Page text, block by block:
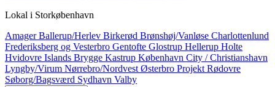
Lokal i Storkøbenhavn
AmagerBallerup/Herlev Birkerød Brønshøj/Vanløse Charlottenlund
Frederiksberg og Vesterbro Gentofte Glostrup Hellerup Holte
Hvidovre Islands Brygge Kastrup København City / Christianshavn
Lyngby/Virum Nørrebro/Nordvest Østerbro Projekt Rødovre
Søborg/Bagsværd Sydhavn Valby